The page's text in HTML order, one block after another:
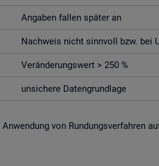
An­ga­ben fal­len spä­ter an
Nach­weis nicht sinn­voll bzw. bei
Ver­än­de­rungs­wert > 250 %
un­si­che­re Da­ten­grund­la­ge
An­wen­dung von Run­dungs­ver­fah­ren